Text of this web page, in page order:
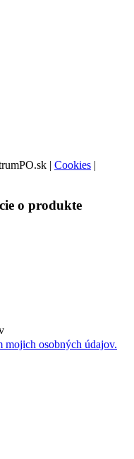
| Cookies |
o produkte
mojich osobných údajov.